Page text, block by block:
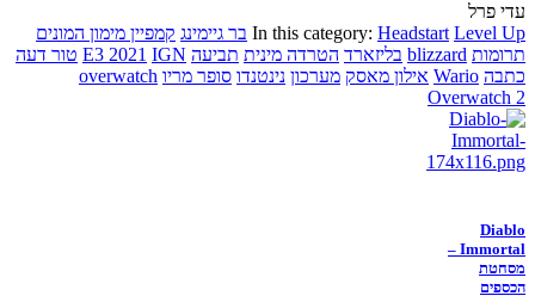
עדי פרל
In this category: Headstart Level Up בר גיימינג קמפיין מימון המונים
תרומות blizzard בליזארד הטרדה מינית תביעה E3 2021 IGN
טור דעה
כתבה Wario אילון מאסק מערכון נינטנדו סופר מריו overwatch
Overwatch 2
Diablo
Immortal –
מסחטת
הכספים